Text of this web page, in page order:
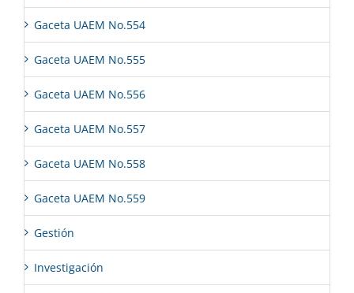
Gaceta UAEM No.554
Gaceta UAEM No.555
Gaceta UAEM No.556
Gaceta UAEM No.557
Gaceta UAEM No.558
Gaceta UAEM No.559
Gestión
Investigación